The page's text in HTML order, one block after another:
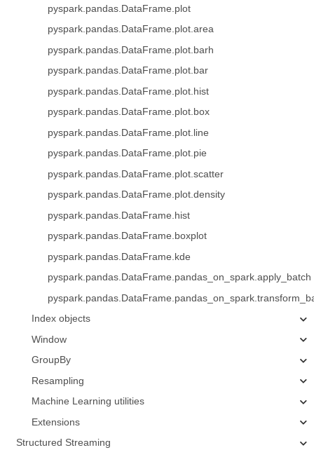
pyspark.pandas.DataFrame.plot
pyspark.pandas.DataFrame.plot.area
pyspark.pandas.DataFrame.plot.barh
pyspark.pandas.DataFrame.plot.bar
pyspark.pandas.DataFrame.plot.hist
pyspark.pandas.DataFrame.plot.box
pyspark.pandas.DataFrame.plot.line
pyspark.pandas.DataFrame.plot.pie
pyspark.pandas.DataFrame.plot.scatter
pyspark.pandas.DataFrame.plot.density
pyspark.pandas.DataFrame.hist
pyspark.pandas.DataFrame.boxplot
pyspark.pandas.DataFrame.kde
pyspark.pandas.DataFrame.pandas_on_spark.apply_batch
Index objects
Window
GroupBy
Resampling
Machine Learning utilities
Extensions
Structured Streaming